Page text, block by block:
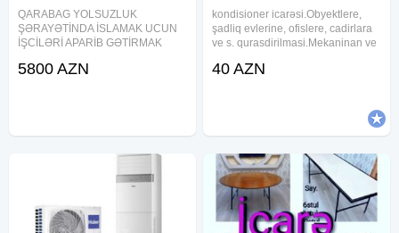
QARABAG YOLSUZLUK
ŞƏRAYƏTİNDA İSLAMAK UCUN
İŞCİLƏRİ APARİB GƏTİRMAK
5800 AZN
kondisioner icarəsi.Obyektlere,
şadliq evlerine, ofislere, cadirlara
ve s. qurasdirilmasi.Mekaninan ve
xidmetinizdeyik. Sifarise uyğun
40 AZN